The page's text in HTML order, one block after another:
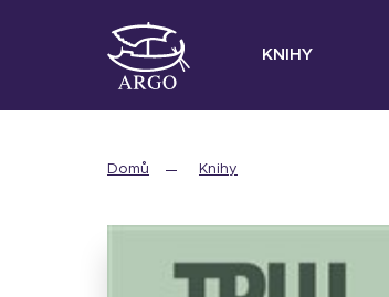
KNIHY
Domů Knihy